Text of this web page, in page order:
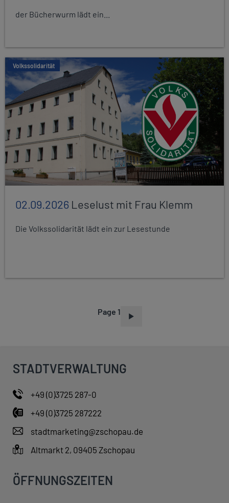
der Bücherwurm lädt ein...
Volkssolidarität
02.09.2026 Leselust mit Frau Klemm
Die Volkssolidarität lädt ein zur Lesestunde
Page 1
STADTVERWALTUNG
+49 (0)3725 287-0
+49 (0)3725 287222
stadtmarketing@zschopau.de
Altmarkt 2, 09405 Zschopau
ÖFFNUNGSZEITEN